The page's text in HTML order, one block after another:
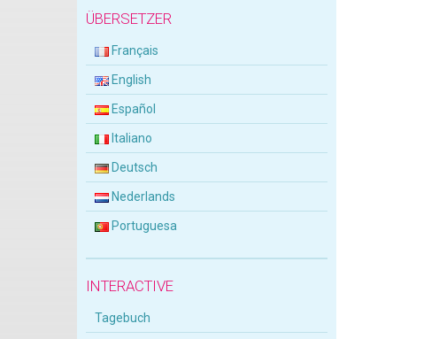
ÜBERSETZER
Français
English
Español
Italiano
Deutsch
Nederlands
Portuguesa
INTERACTIVE
Tagebuch